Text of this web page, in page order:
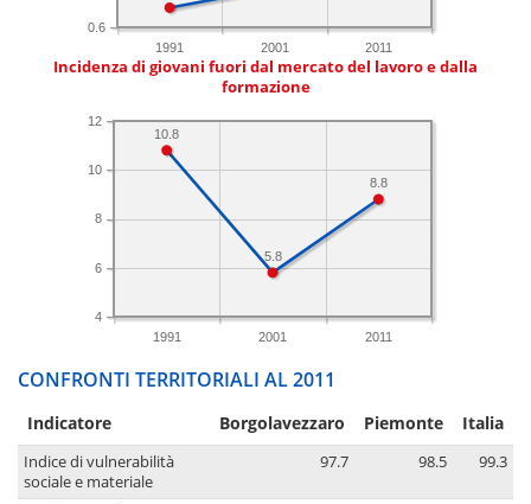
1991 2001 2011
0.6
Incidenza di giovani fuori dal mercato del lavoro e dalla
formazione
1991 2001 2011
4
6
8
10
12
8.8
5.8
10.8
CONFRONTI TERRITORIALI AL 2011
Indicatore Borgolavezzaro Piemonte Italia
Indice di vulnerabilità
sociale e materiale
97.7 98.5 99.3